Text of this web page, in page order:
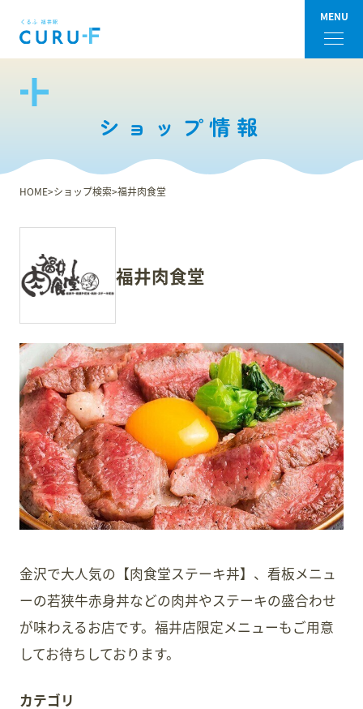
MENU
フロアガイド
ショップ検索
ショップニュース
イベント
アクセス・パーキング
施設からのお知らせ
スタッフ募集
会員案内
周辺観光
ショップ情報
HOME ショップ検索 福井肉食堂
福井肉食堂
金沢で大人気の【肉食堂ステーキ丼】、看板メニュ
ーの若狭牛赤身丼などの肉丼やステーキの盛合わせ
が味わえるお店です。福井店限定メニューもご用意
してお待ちしております。
カテゴリ